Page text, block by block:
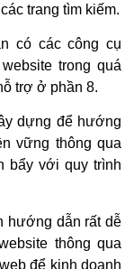
trang tìm kiếm.
có các công cụ
trong quá
trợ ở phần 8.
dựng để hướng
vững thông qua
bẩy với quy trình
hướng dẫn rất dễ
thông qua
để kinh doanh